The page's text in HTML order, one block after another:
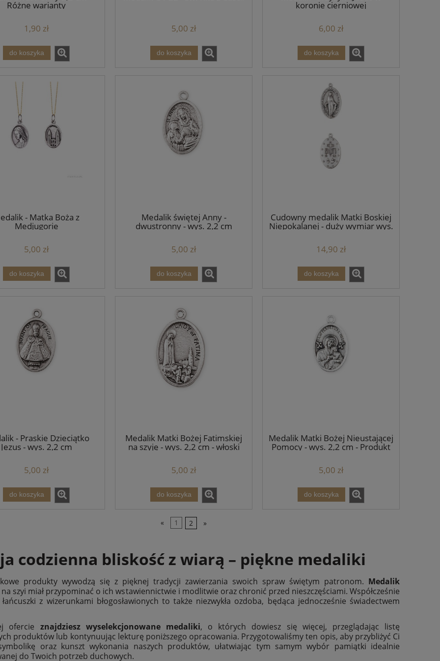
Różne warianty
1,90 zł
do koszyka
5,00 zł
do koszyka
koronie cierniowej
6,00 zł
do koszyka
- Matka Boża z
Medjugorie
5,00 zł
do koszyka
Medalik świętej Anny -
dwustronny - wys. 2,2 cm
5,00 zł
do koszyka
Cudowny medalik Matki Boskiej
Niepokalanej - duży wymiar wys.
14,90 zł
do koszyka
- Praskie Dzieciątko
Jezus - wys. 2,2 cm
5,00 zł
do koszyka
Medalik Matki Bożej Fatimskiej
na szyję - wys. 2,2 cm - włoski
5,00 zł
do koszyka
Medalik Matki Bożej Nieustającej
Pomocy - wys. 2,2 cm - Produkt
5,00 zł
do koszyka
« 1 2 »
codzienna bliskość z wiarą – piękne medaliki
produkty wywodzą się z pięknej tradycji zawierzania swoich spraw świętym patronom. Medalik
na szyi miał przypominać o ich wstawiennictwie i modlitwie oraz chronić przed nieszczęściami. Współcześnie
z wizerunkami błogosławionych to także niezwykła ozdoba, będąca jednocześnie świadectwem
ofercie znajdziesz wyselekcjonowane medaliki, o których dowiesz się więcej, przeglądając listę
produktów lub kontynuując lekturę poniższego opracowania. Przygotowaliśmy ten opis, aby przybliżyć Ci
oraz kunszt wykonania naszych produktów, ułatwiając tym samym wybór pamiątki idealnie
do Twoich potrzeb duchowych.